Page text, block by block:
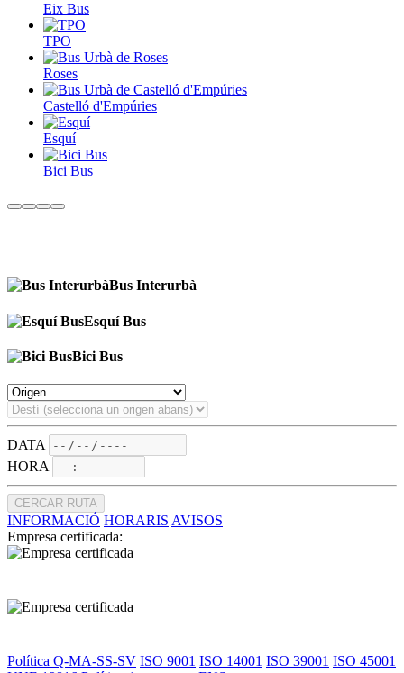
Eix Bus
TPO
Roses
Castelló d'Empúries
Esquí
Bici Bus
Bus Interurbà
Esquí Bus
Bici Bus
DATA
HORA
CERCAR RUTA
INFORMACIÓ HORARIS AVISOS
Empresa certificada:
Política Q-MA-SS-SV ISO 9001 ISO 14001 ISO 39001 ISO 45001